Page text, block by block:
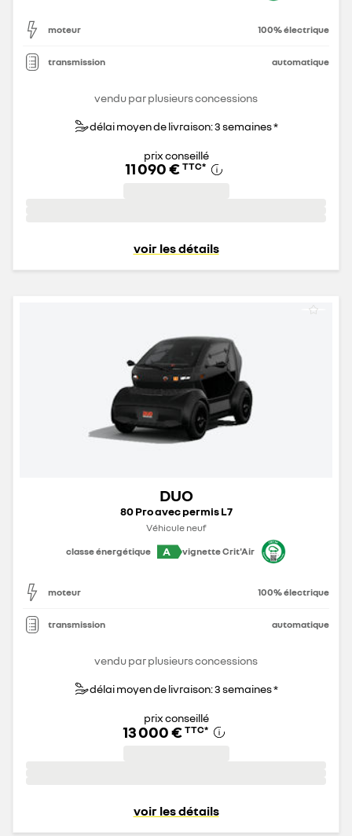
moteur 100% électrique
transmission automatique
vendu par plusieurs concessions
délai moyen de livraison: 3 semaines *
prix conseillé
11 090 € TTC*
voir les détails
DUO
80 Pro avec permis L7
Véhicule neuf
classe énergétique
A vignette Crit'Air
moteur 100% électrique
transmission automatique
vendu par plusieurs concessions
délai moyen de livraison: 3 semaines *
prix conseillé
13 000 € TTC*
voir les détails